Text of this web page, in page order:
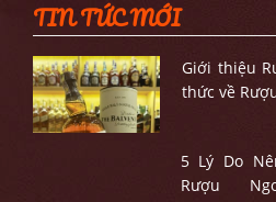
TIN TỨC MỚI
Giới thiệu
thức về
5 Lý Do
Rượu